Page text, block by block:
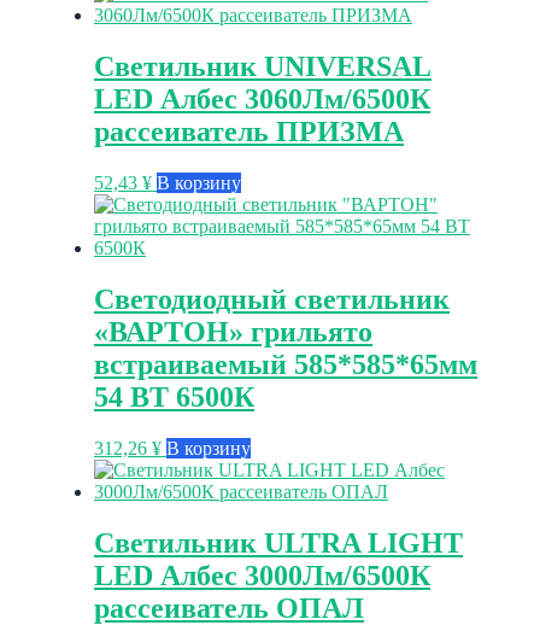
Светильник UNIVERSAL
LED Албес 3060Лм/6500К
рассеиватель ПРИЗМА
52,43 ¥ В корзину
Светодиодный светильник
«ВАРТОН» грильято
встраиваемый 585*585*65мм
54 ВТ 6500К
312,26 ¥ В корзину
Светильник ULTRA LIGHT
LED Албес 3000Лм/6500К
рассеиватель ОПАЛ